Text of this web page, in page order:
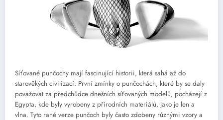
Síťované punčochy mají fascinující historii, která sahá až do
starověkých civilizací. První zmínky o punčochách, které by se daly
považovat za předchůdce dnešních síťovaných modelů, pocházejí z
Egypta, kde byly vyrobeny z přírodních materiálů, jako je len a
vlna. Tyto rané verze punčoch byly často zdobeny různými vzory a